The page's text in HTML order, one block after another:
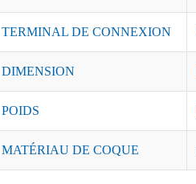
TERMINAL DE CONNEXION
DIMENSION
POIDS
MATÉRIAU DE COQUE